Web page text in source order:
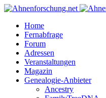
Home
Fernabfrage
Forum
Adressen
Veranstaltungen
Magazin
Genealogie-Anbieter
Ancestry